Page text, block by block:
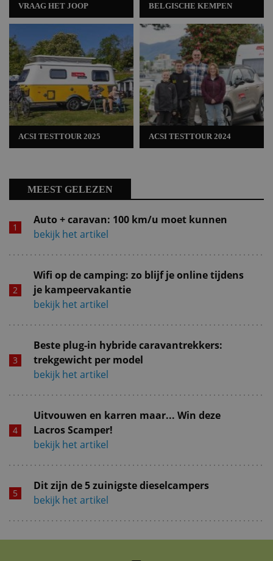
VRAAG HET JOOP
ACSI TESTTOUR 2025
BELGISCHE KEMPEN
ACSI TESTTOUR 2024
MEEST GELEZEN
Auto + caravan: 100 km/u moet kunnen
bekijk het artikel
Wifi op de camping: zo blijf je online tijdens
je kampeervakantie
bekijk het artikel
Beste plug-in hybride caravantrekkers:
trekgewicht per model
bekijk het artikel
Uitvouwen en karren maar... Win deze
Lacros Scamper!
bekijk het artikel
Dit zijn de 5 zuinigste dieselcampers
bekijk het artikel